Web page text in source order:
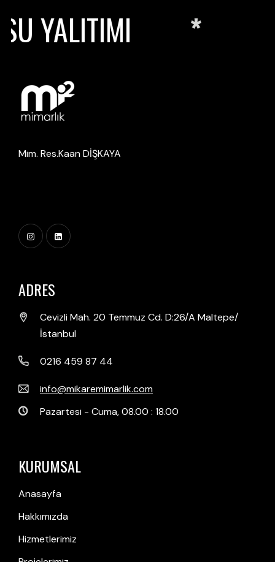
YALITIMI
Mim. Res.Kaan DİŞKAYA
ADRES
Cevizli Mah. 20 Temmuz Cd. D:26/A Maltepe/
İstanbul
0216 459 87 44
info@mikaremimarlik.com
Pazartesi - Cuma, 08.00 : 18.00
KURUMSAL
Anasayfa
Hakkımızda
Hizmetlerimiz